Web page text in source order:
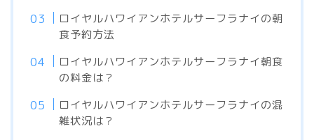
ロイヤルハワイアンホテルサーフラナイの朝
食予約方法
ロイヤルハワイアンホテルサーフラナイ朝食
の料金は？
ロイヤルハワイアンホテルサーフラナイの混
雑状況は？